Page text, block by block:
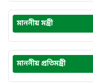
মাননীয় মন্ত্রী
মাননীয় প্রতিমন্ত্রী